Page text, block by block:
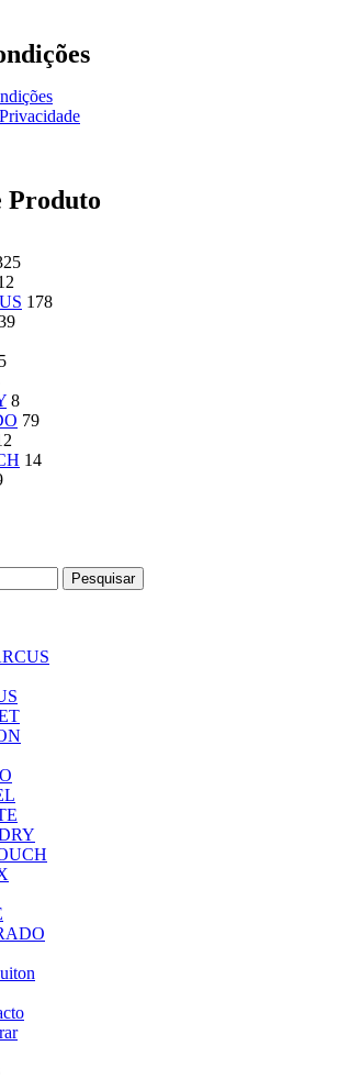
Produto
178
8
79
14
Pesquisar